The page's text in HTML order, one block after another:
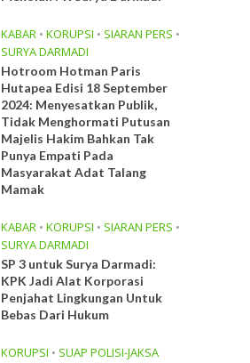
KABAR • KORUPSI • SIARAN PERS •
SURYA DARMADI
Hotroom Hotman Paris
Hutapea Edisi 18 September
2024: Menyesatkan Publik,
Tidak Menghormati Putusan
Majelis Hakim Bahkan Tak
Punya Empati Pada
Masyarakat Adat Talang
Mamak
KABAR • KORUPSI • SIARAN PERS •
SURYA DARMADI
SP 3 untuk Surya Darmadi:
KPK Jadi Alat Korporasi
Penjahat Lingkungan Untuk
Bebas Dari Hukum
KORUPSI • SUAP POLISI-JAKSA